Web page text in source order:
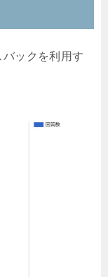
ックを利用す